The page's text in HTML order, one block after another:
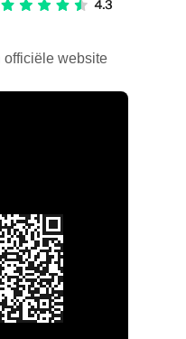
officiële website